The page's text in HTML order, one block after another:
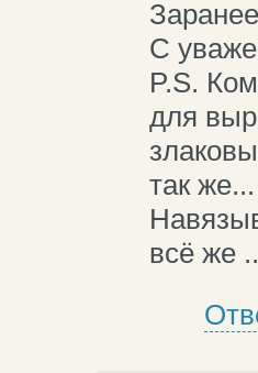
С
P.S.
для
так
всё же